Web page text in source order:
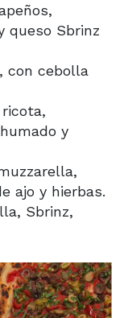
queso Sbrinz
con cebolla
y
ajo y hierbas.
Sbrinz,